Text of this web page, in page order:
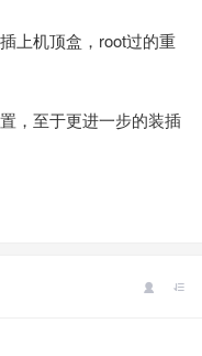
上机顶盒，root过的重
，至于更进一步的装插